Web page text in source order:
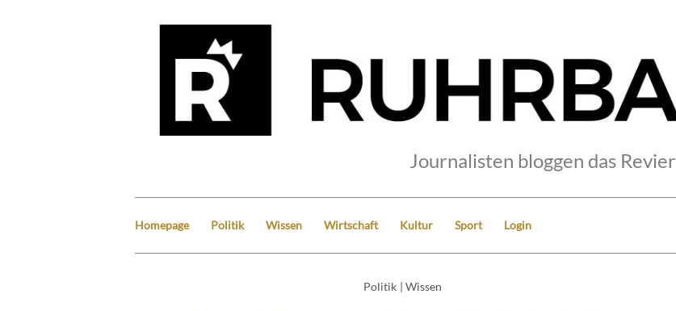
Journalisten bloggen das Revier
Homepage Politik Wissen Wirtschaft Kultur Sport Login
Politik | Wissen